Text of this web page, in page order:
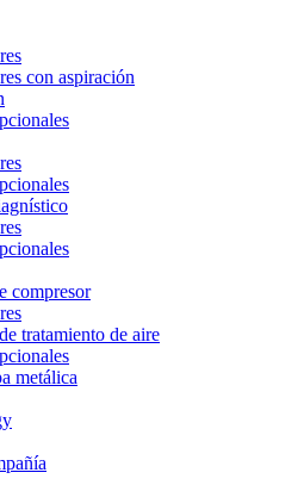
con aspiración
compresor
tratamiento de aire
metálica